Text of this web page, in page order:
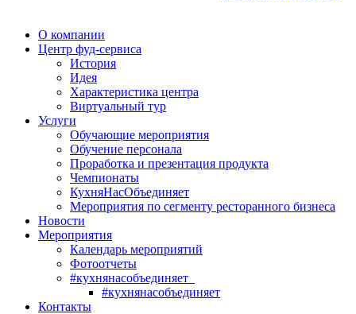
О компании
Центр фуд-сервиса
История
Идея
Характеристика центра
Виртуальный тур
Услуги
Обучающие мероприятия
Обучение персонала
Проработка и презентация продукта
Чемпионаты
КухняНасОбъединяет
Мероприятия по сегменту ресторанного бизнеса
Новости
Мероприятия
Календарь мероприятий
Фотоотчеты
#кухнянасобъединяет
#кухнянасобъединяет
Контакты